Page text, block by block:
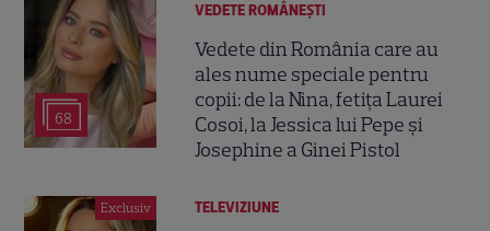
68
VEDETE ROMÂNEŞTI
Vedete din România care au
ales nume speciale pentru
copii: de la Nina, fetița Laurei
Cosoi, la Jessica lui Pepe și
Josephine a Ginei Pistol
Exclusiv TELEVIZIUNE